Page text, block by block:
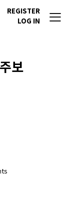
REGISTER
LOG IN
보